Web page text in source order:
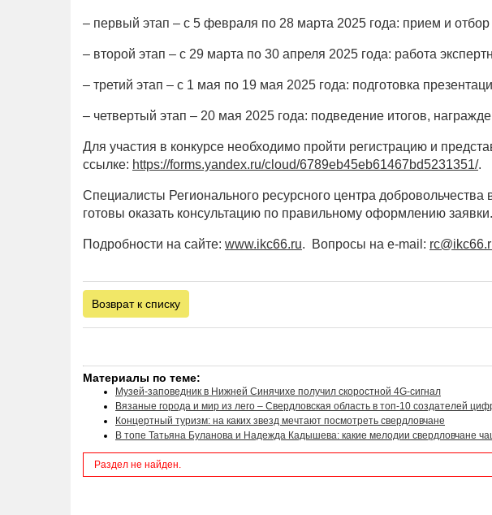
– первый этап – с 5 февраля по 28 марта 2025 года: прием и отбор
– второй этап – с 29 марта по 30 апреля 2025 года: работа
– третий этап – с 1 мая по 19 мая 2025 года: подготовка
– четвертый этап – 20 мая 2025 года: подведение итогов,
Для участия в конкурсе необходимо пройти регистрацию и
ссылке: https://forms.yandex.ru/cloud/6789eb45eb61467bd5231351/.
Специалисты Регионального ресурсного центра
готовы оказать консультацию по правильному оформлению заявки.
Подробности на сайте: www.ikc66.ru. Вопросы на е-mail:
Возврат к списку
Материалы по теме:
Музей-заповедник в Нижней Синячихе получил скоростной 4G-сигнал
Вязаные города и мир из лего – Свердловская область в топ-10 создателей
Концертный туризм: на каких звезд мечтают посмотреть свердловчане
В топе Татьяна Буланова и Надежда Кадышева: какие мелодии свердловчане
Раздел не найден.